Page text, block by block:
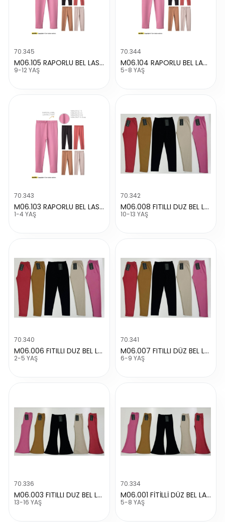
70.345
M06.105 RAPORLU BEL LASTIKLI TAYT
9-12 YAŞ
70.344
M06.104 RAPORLU BEL LASTIKLI TAYT
5-8 YAŞ
70.343
M06.103 RAPORLU BEL LASTIKLI TAYT
1-4 YAŞ
70.342
M06.008 FITILLI DUZ BEL LASTIKLI TAYT
10-13 YAŞ
70.340
M06.006 FITILLI DUZ BEL LASTIKLI TAYT
2-5 YAŞ
70.341
M06.007 FITILLI DÜZ BEL LASTIK TAYT
6-9 YAŞ
70.336
M06.003 FITILLI DUZ BEL LASTIKLI TAYT
13-16 YAŞ
70.334
M06.001 FİTİLLİ DÜZ BEL LASTIKLI TAYT
5-8 YAŞ